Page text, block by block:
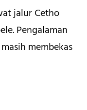
jalur Cetho
Pengalaman
membekas